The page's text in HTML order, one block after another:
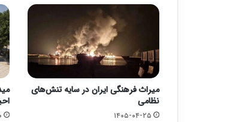
میراث فرهنگی ایران در سایه تنش‌های
نظامی
۱۴۰۵-۰۴-۲۵